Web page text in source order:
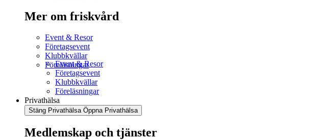
Mer om friskvård
Event & Resor
Företagsevent
Klubbkvällar
Föreläsningar
Event & Resor
Företagsevent
Klubbkvällar
Föreläsningar
Privathälsa
Stäng Privathälsa Öppna Privathälsa
Medlemskap och tjänster